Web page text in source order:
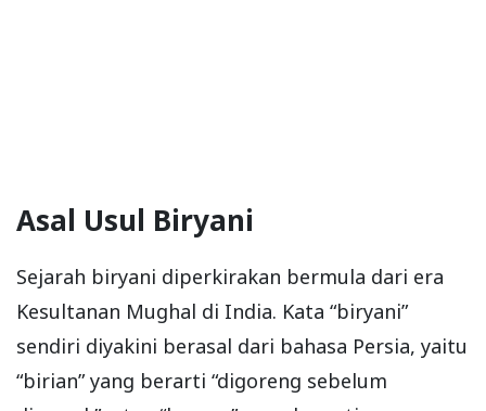
Asal Usul Biryani
Sejarah biryani diperkirakan bermula dari era
Kesultanan Mughal di India. Kata “biryani”
sendiri diyakini berasal dari bahasa Persia, yaitu
“birian” yang berarti “digoreng sebelum